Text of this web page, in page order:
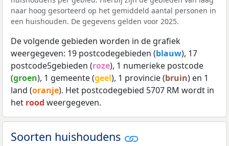
naar hoog gesorteerd op het gemiddeld aantal personen in
een huishouden. De gegevens gelden voor 2025.
De volgende gebieden worden in de grafiek
weergegeven: 19 postcodegebieden (blauw), 17
postcode5gebieden (roze), 1 numerieke postcode
(groen), 1 gemeente (geel), 1 provincie (bruin) en 1
land (oranje). Het postcodegebied 5707 RM wordt in
het rood weergegeven.
Soorten huishoudens